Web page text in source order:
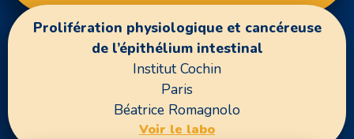
Prolifération physiologique et cancéreuse
de l’épithélium intestinal
Institut Cochin
Paris
Béatrice Romagnolo
Voir le labo